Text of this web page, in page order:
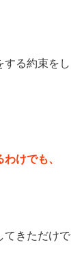
する約束をし
けでも、
てきただけで